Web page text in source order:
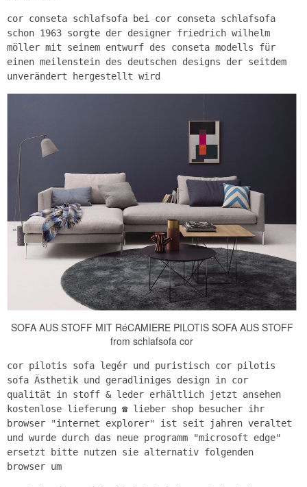
cor conseta schlafsofa bei cor conseta schlafsofa
schon 1963 sorgte der designer friedrich wilhelm
möller mit seinem entwurf des conseta modells für
einen meilenstein des deutschen designs der seitdem
unverändert hergestellt wird
SOFA AUS STOFF MIT RéCAMIERE PILOTIS SOFA AUS STOFF
from schlafsofa cor
cor pilotis sofa legér und puristisch cor pilotis
sofa Ästhetik und geradliniges design in cor
qualität in stoff & leder erhältlich jetzt ansehen
kostenlose lieferung ☎ lieber shop besucher ihr
browser "internet explorer" ist seit jahren veraltet
und wurde durch das neue programm "microsoft edge"
ersetzt bitte nutzen sie alternativ folgenden
browser um